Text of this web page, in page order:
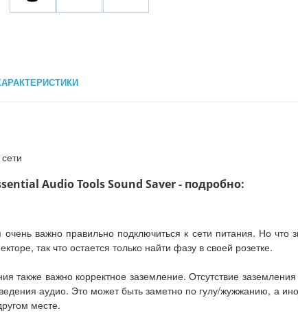
Audio Tools Sound Saver - подробно:
важно правильно подключиться к сети питания. Но
так что остается только найти фазу в своей розетке.
также важно корректное заземление. Отсутствие
аудио. Это может быть заметно по гулу/жужжанию, а
месте.